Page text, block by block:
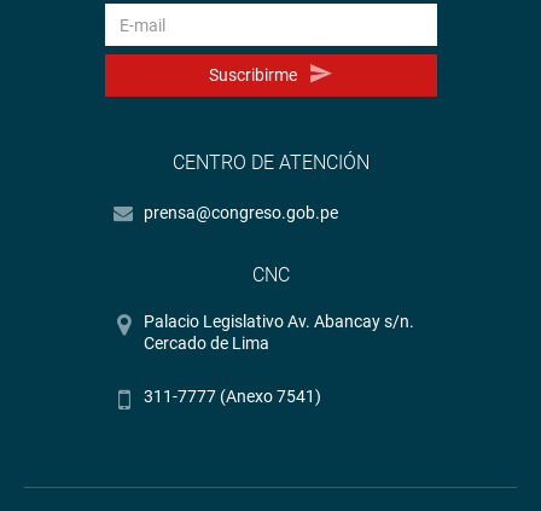
Suscribirme
CENTRO DE ATENCIÓN
prensa@congreso.gob.pe
CNC
Palacio Legislativo Av. Abancay s/n.
Cercado de Lima
311-7777 (Anexo 7541)